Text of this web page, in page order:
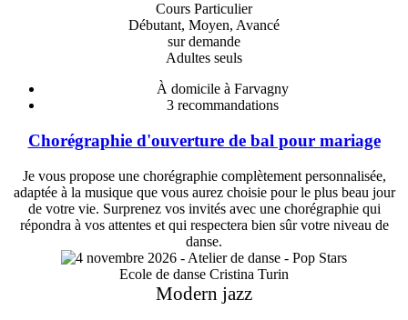
Cours Particulier
Débutant, Moyen, Avancé
sur demande
Adultes seuls
À domicile à Farvagny
3recommandations
Chorégraphie d'ouverture de bal pour mariage
Je vous propose une chorégraphie complètement personnalisée,
adaptée à la musique que vous aurez choisie pour le plus beau jour
de votre vie. Surprenez vos invités avec une chorégraphie qui
répondra à vos attentes et qui respectera bien sûr votre niveau de
danse.
Ecole de danse Cristina Turin
Modern jazz